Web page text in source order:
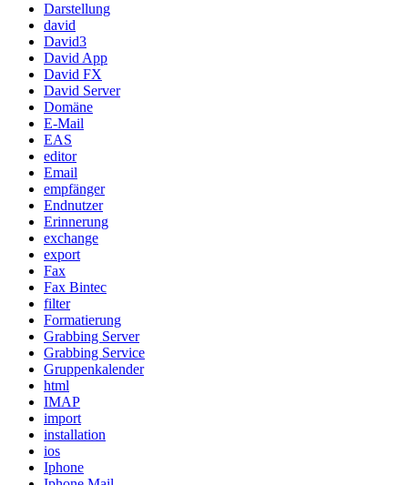
Darstellung
david
David3
David App
David FX
David Server
Domäne
E-Mail
EAS
editor
Email
empfänger
Endnutzer
Erinnerung
exchange
export
Fax
Fax Bintec
filter
Formatierung
Grabbing Server
Grabbing Service
Gruppenkalender
html
IMAP
import
installation
ios
Iphone